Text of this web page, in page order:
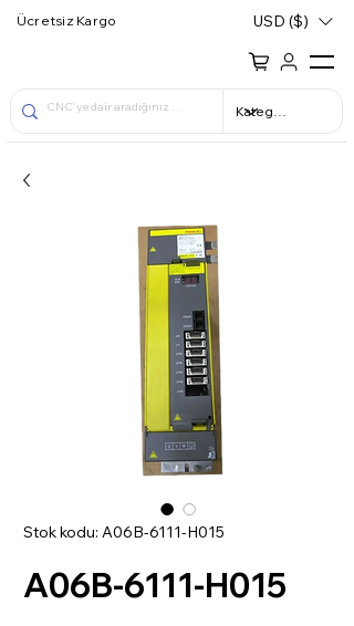
Ücretsiz Kargo USD ($)
Stok kodu: A06B-6111-H015
A06B-6111-H015